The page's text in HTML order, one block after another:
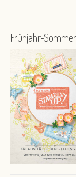
Frühjahr-